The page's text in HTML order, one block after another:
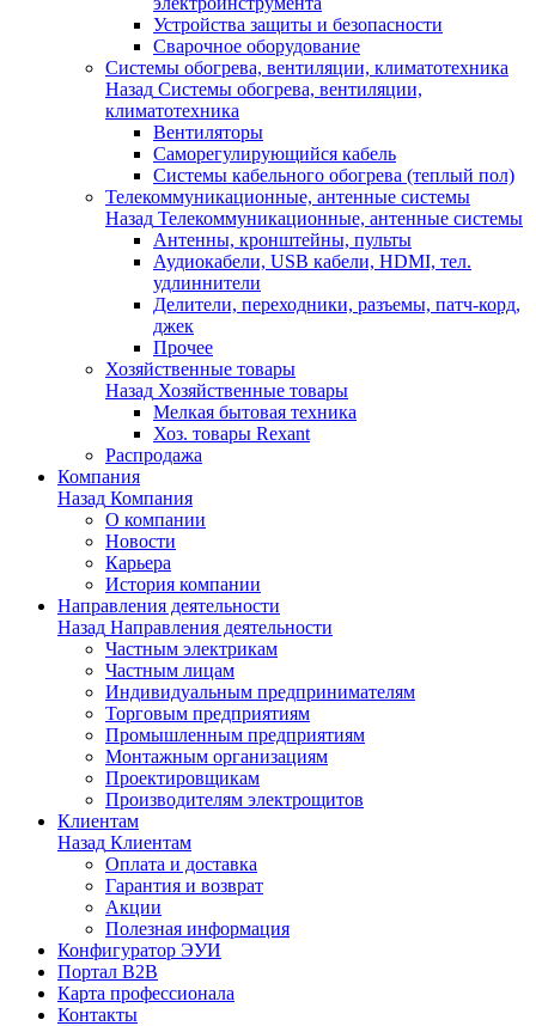
Устройства защиты и безопасности
Сварочное оборудование
Системы обогрева, вентиляции, климатотехника
Назад Системы обогрева, вентиляции,
климатотехника
Вентиляторы
Саморегулирующийся кабель
Системы кабельного обогрева (теплый пол)
Телекоммуникационные, антенные системы
Назад Телекоммуникационные, антенные системы
Антенны, кронштейны, пульты
Аудиокабели, USB кабели, HDMI, тел.
удлиннители
Делители, переходники, разъемы, патч-корд,
джек
Прочее
Хозяйственные товары
Назад Хозяйственные товары
Мелкая бытовая техника
Хоз. товары Rexant
Распродажа
Компания
Назад Компания
О компании
Новости
Карьера
История компании
Направления деятельности
Назад Направления деятельности
Частным электрикам
Частным лицам
Индивидуальным предпринимателям
Торговым предприятиям
Промышленным предприятиям
Монтажным организациям
Проектировщикам
Производителям электрощитов
Клиентам
Назад Клиентам
Оплата и доставка
Гарантия и возврат
Акции
Полезная информация
Конфигуратор ЭУИ
Портал B2B
Карта профессионала
Контакты